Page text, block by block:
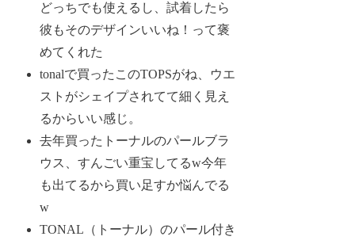
どっちでも使えるし、試着したら
彼もそのデザインいいね！って褒
めてくれた
tonalで買ったこのTOPSがね、ウエ
ストがシェイプされてて細く見え
るからいい感じ。
去年買ったトーナルのパールブラ
ウス、すんごい重宝してるw今年
も出てるから買い足すか悩んでる
w
TONAL（トーナル）のパール付き